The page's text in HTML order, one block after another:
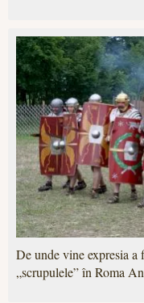
De unde vine expresia a
„scrupulele” în Roma